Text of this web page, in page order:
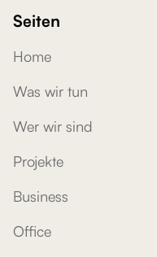
Seiten
Home
Was wir tun
Wer wir sind
Projekte
Business
Office